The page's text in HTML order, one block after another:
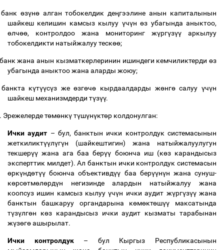
банк өзүнөалган тобокелдик деңгээлине анын капиталынын
шайкеш келишин камсыз кылуу үчүнөз убагында аныктоо,
өлчөө, контролдоо жана мониторинг жүргүзүү аркылуу
тобокелдикти натыйжалуу тескөө;
жана анын кызматкерлеринин ишиндеги кемчиликтердиөз
убагында аныктоо жана аларды жоюу;
банкта күтүүсүз жеөзгөчө кырдаалдарды жөнгөсалуу үчүн
шайкеш механизмдерди түзүү.
Эрежелерде төмөнкүтүшүнүктөр колдонулган:
Ички аудит – бул, банктын ички контролдук системасынын
жеткиликтүүлүгүн (шайкештигин) жана натыйжалуулугун
текшерүү жана ага баа берүү боюнча иш (көз карандысыз
эксперттик милдет). Ал банктын ички контролдук системасын
өркүндөтүү боюнча объективдүү баа берүүнүн жана сунуш-
көрсөтмөлөрдүн негизинде алардын натыйжалуу жана
коопсуз ишин камсыз кылууүчүн ички аудит жүргүзүүжана
банктын башкаруу органдарына көмөктөшүү максатында
түзүлгөн көз карандысыз ички аудит кызматы тарабынан
жүзөгөашырылат.
Ички контролдук – бул Кыргыз Республикасынын